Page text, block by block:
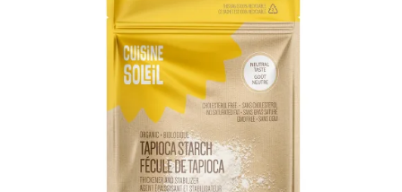
AJOUTER AU PANIER DÉTAILS